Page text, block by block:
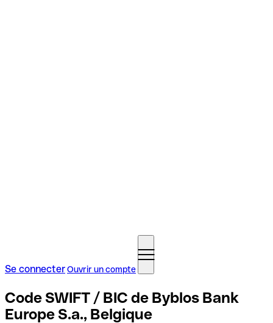
Se connecterOuvrir un compte
Code SWIFT / BIC de Byblos Bank
Europe S.a., Belgique